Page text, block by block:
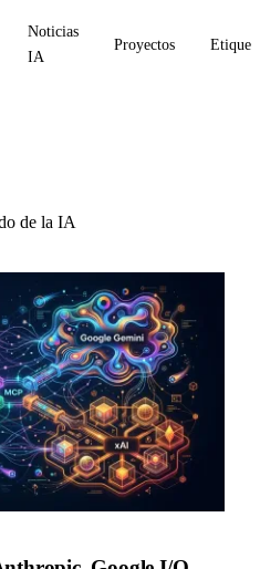
Noticias
IA
Proyectos
de la IA